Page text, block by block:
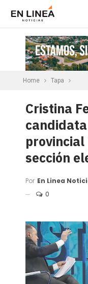
Home Tapa
Cristina
sección
Por En Linea
0